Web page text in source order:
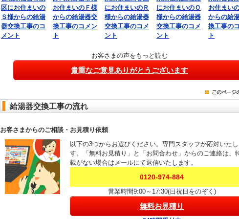
区にお住まいの
Ｓ様からの給湯
器交換工事のコ
メント
お住まいのＦ様
からの給湯器交
換工事のコメン
ト
にお住まいのＲ
様からの給湯器
交換工事のコメ
ント
にお住まいのＯ
様からの給湯器
交換工事のコメ
ント
お住まい
からの給
換工事の
ト
お客さまの声をもっと読む
貴重なご意見ありがとうございます
給湯器交換工事の流れ
お客さまからのご相談・お見積り依頼
以下の3つからお選びください。専門スタッフが応対いた
す。「無料お見積り」と「お問合わせ」からのご連絡は、
載がない場合はメールにて返信いたします。
0120-974-884
営業時間9:00～17:30(日祝日をのぞく)
無料お見積り